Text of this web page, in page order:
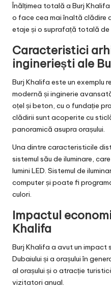
Înălțimea totală a Burj
o face cea mai înaltă clădire
etaje și o suprafață totală
Caracteristici
ingineriești ale
Burj Khalifa este un exemplu
modernă și inginerie
oțel și beton, cu o fundație
clădirii sunt acoperite cu
panoramică asupra orașului.
Una dintre caracteristicile
sistemul său de iluminare,
lumini LED. Sistemul de
computer și poate fi
culori.
Impactul
Khalifa
Burj Khalifa a avut un impact
Dubaiului și a orașului în
al orașului și o atracție
vizitatori anual.